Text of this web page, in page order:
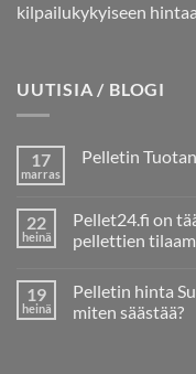
kilpailukykyiseen
UUTISIA / BLOGI
17
marras
Pelletin
Pelletin
Tuotanto
ja
Suomessa
22
heinä
Pellet24.fi on
pellettien
artikkeliin
Pellet24.fi
on
19
heinä
Pelletin hinta
miten säästää?